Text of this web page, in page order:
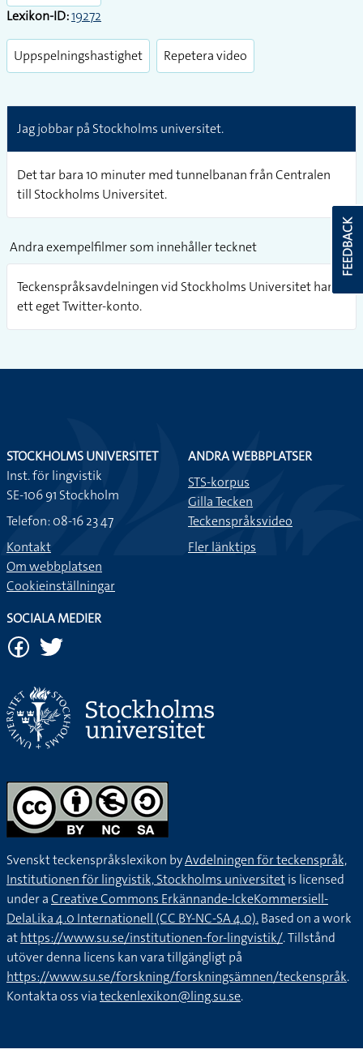
Lexikon-ID:19272
Uppspelningshastighet Repetera video
Jag jobbar på Stockholms universitet.
Det tar bara 10 minuter med tunnelbanan från Centralen
till Stockholms Universitet.
Andra exempelfilmer som innehåller tecknet
Teckenspråksavdelningen vid Stockholms Universitet har
ett eget Twitter-konto.
FEEDBACK
STOCKHOLMS UNIVERSITET
Inst. för lingvistik
SE-106 91 Stockholm
Telefon: 08-16 23 47
Kontakt
Om webbplatsen
Cookieinställningar
ANDRA WEBBPLATSER
STS-korpus
Gilla Tecken
Teckenspråksvideo
Fler länktips
SOCIALA MEDIER
Svenskt teckenspråkslexikon byAvdelningen för teckenspråk,
Institutionen för lingvistik, Stockholms universitetis licensed
under aCreative Commons Erkännande-IckeKommersiell-
DelaLika 4.0 Internationell (CC BY-NC-SA 4.0).Based on a work
athttps://www.su.se/institutionen-for-lingvistik/. Tillstånd
utöver denna licens kan vara tillgängligt på
https://www.su.se/forskning/forskningsämnen/teckenspråk.
Kontakta oss viateckenlexikon@ling.su.se.